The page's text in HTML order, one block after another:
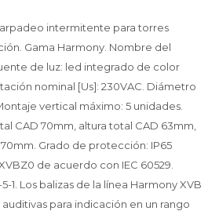
intermitente para torres
Gama Harmony. Nombre del
de luz: led integrado de color
nominal [Us]: 230VAC. Diámetro
vertical máximo: 5 unidades.
CAD 70mm, altura total CAD 63mm,
Grado de protección: IP65
de acuerdo con IEC 60529.
1. Los balizas de la línea Harmony XVB
auditivas para indicación en un rango